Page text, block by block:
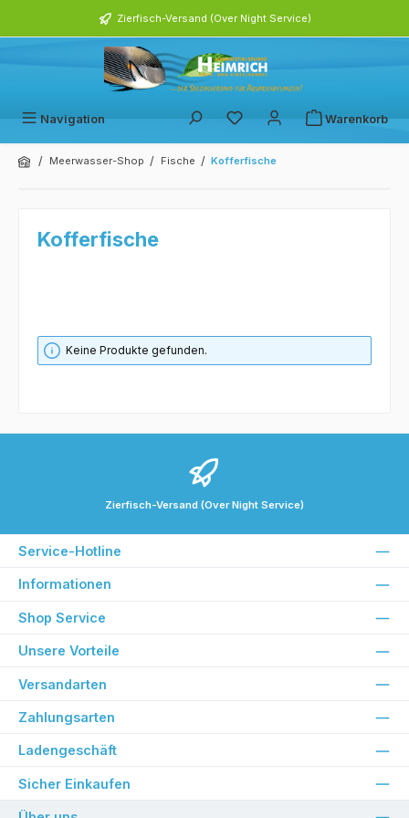
Zierfisch-Versand (Over Night Service)
Navigation Warenkorb
/ Meerwasser-Shop / Fische / Kofferfische
Kofferfische
Keine Produkte gefunden.
Zierfisch-Versand (Over Night Service)
Service-Hotline
Informationen
Shop Service
Unsere Vorteile
Versandarten
Zahlungsarten
Ladengeschäft
Sicher Einkaufen